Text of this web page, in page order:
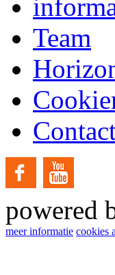
Team
powered
meer informatie cookies